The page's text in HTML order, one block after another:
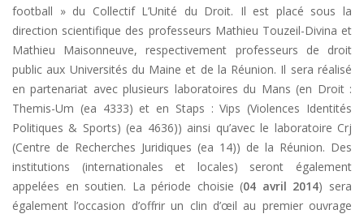
football » du Collectif L’Unité du Droit. Il est placé sous la
direction scientifique des professeurs Mathieu Touzeil-Divina et
Mathieu Maisonneuve, respectivement professeurs de droit
public aux Universités du Maine et de la Réunion. Il sera réalisé
en partenariat avec plusieurs laboratoires du Mans (en Droit :
Themis-Um (ea 4333) et en Staps : Vips (Violences Identités
Politiques & Sports) (ea 4636)) ainsi qu’avec le laboratoire Crj
(Centre de Recherches Juridiques (ea 14)) de la Réunion. Des
institutions (internationales et locales) seront également
appelées en soutien. La période choisie (04 avril 2014) sera
également l’occasion d’offrir un clin d’œil au premier ouvrage